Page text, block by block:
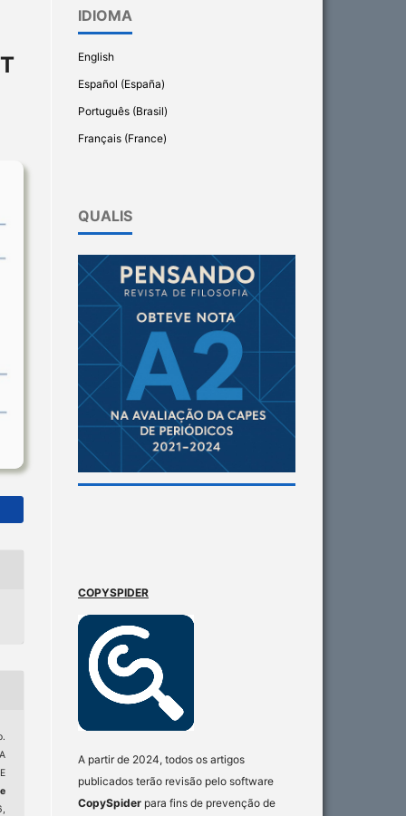
IDIOMA
English
Español (España)
Português (Brasil)
Français (France)
QUALIS
COPYSPIDER
A partir de 2024, todos os artigos
publicados terão revisão pelo software
CopySpider para fins de prevenção de